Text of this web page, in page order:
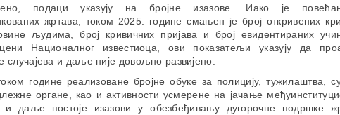
подаци указују на бројне изазове. Иако је
жртава, током 2025. године смањен је број откривених
људима, број кривичних пријава и број евидентираних
Националног известиоца, ови показатељи указују да
случајева и даље није довољно развијено.
године реализоване бројне обуке за полицију, тужилаштва,
органе, као и активности усмерене на јачање
и даље постоје изазови у обезбеђивању дугорочне подршке